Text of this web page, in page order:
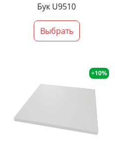
Бук U9510
Выбрать
+10%